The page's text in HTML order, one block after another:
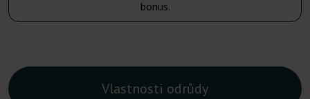
bonus.
Vlastnosti odrůdy